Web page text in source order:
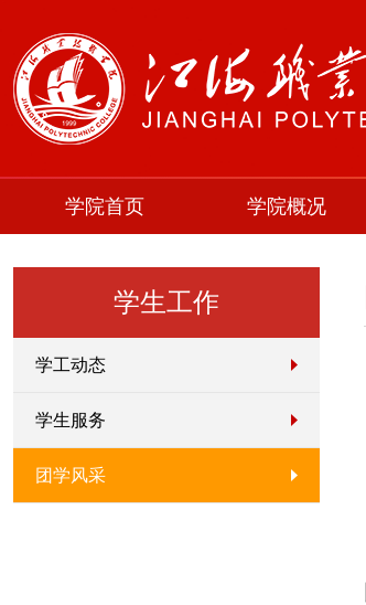
学院首页 学院概况
学生工作
学工动态
学生服务
团学风采